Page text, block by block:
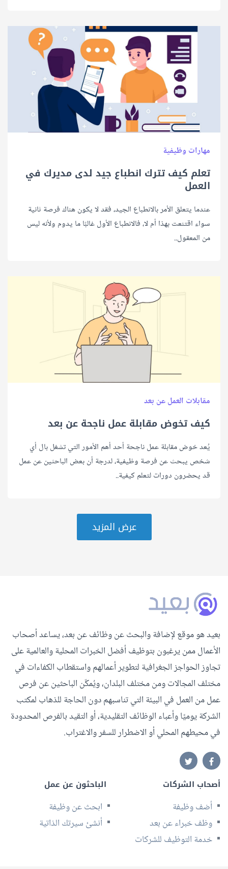
مهارات وظيفية
تعلم كيف تترك انطباع جيد لدى مديرك في
العمل
عندما يتعلق الأمر بالانطباع الجيد، فقد لا يكون هناك فرصة ثانية
سواء اقتنعت بهذا أم لا، فالانطباع الأول غالبًا ما يدوم ولأنه ليس
من المعقول..
مقابلات العمل عن بعد
كيف تخوض مقابلة عمل ناجحة عن بعد
يُعد خوض مقابلة عمل ناجحة أحد أهم الأمور التي تشغل بال أي
شخص يبحث عن فرصة وظيفية، لدرجة أن بعض الباحثين عن عمل
قد يحضرون دورات لتعلم كيفية..
عرض المزيد
بعيد هو موقع لإضافة والبحث عن وظائف عن بعد، يساعد أصحاب
الأعمال ممن يرغبون بتوظيف أفضل الخبرات المحلية والعالمية على
تجاوز الحواجز الجغرافية لتطوير أعمالهم واستقطاب الكفاءات في
مختلف المجالات ومن مختلف البلدان، ويُمكّن الباحثين عن فرص
عمل من العمل في البيئة التي تناسبهم دون الحاجة للذهاب لمكتب
الشركة يوميًا وأعباء الوظائف التقليدية، أو التقيد بالفرص المحدودة
في محيطهم المحلي أو الاضطرار للسفر والاغتراب.
أصحاب الشركات
أضف وظيفة
وظف خبراء عن بعد
خدمة التوظيف للشركات
الباحثون عن عمل
ابحث عن وظيفة
أنشئ سيرتك الذاتية